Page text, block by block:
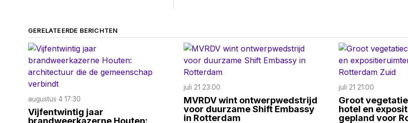
GERELATEERDE BERICHTEN
augustus 4 17:30
Vijfentwintig jaar
brandweerkazerne Houten:
juli 21 23:00
MVRDV wint ontwerpwedstrijd
voor duurzame Shift Embassy
in Rotterdam
juli 21 21:00
Groot
hotel en
gepland voor